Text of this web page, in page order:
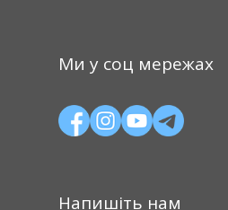
Ми у соц мережах
Напишіть нам